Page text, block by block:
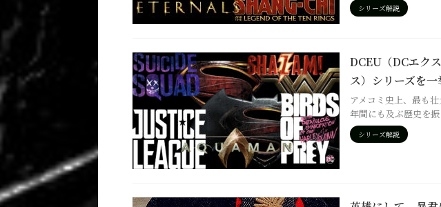
シリーズ解説
DCEU（DCエク
ス）シリーズを一
アメコミ史上、最も
年間にも及ぶ歴史を振
シリーズ解説